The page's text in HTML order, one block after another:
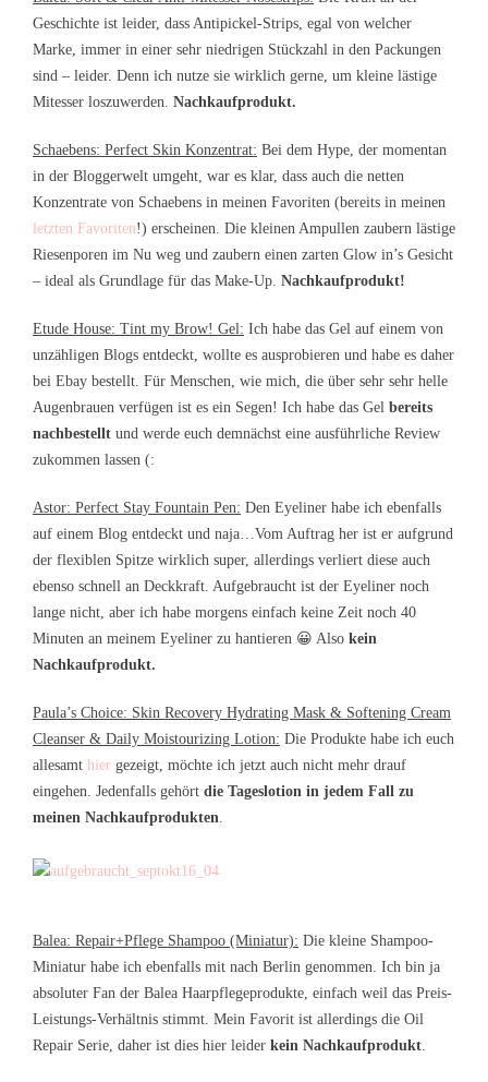
Geschichte ist leider, dass Antipickel-Strips, egal von welcher
Marke, immer in einer sehr niedrigen Stückzahl in den Packungen
sind – leider. Denn ich nutze sie wirklich gerne, um kleine lästige
Mitesser loszuwerden. Nachkaufprodukt.
Schaebens: Perfect Skin Konzentrat: Bei dem Hype, der momentan
in der Bloggerwelt umgeht, war es klar, dass auch die netten
Konzentrate von Schaebens in meinen Favoriten (bereits in meinen
letzten Favoriten!) erscheinen. Die kleinen Ampullen zaubern lästige
Riesenporen im Nu weg und zaubern einen zarten Glow in’s Gesicht
– ideal als Grundlage für das Make-Up. Nachkaufprodukt!
Etude House: Tint my Brow! Gel: Ich habe das Gel auf einem von
unzähligen Blogs entdeckt, wollte es ausprobieren und habe es daher
bei Ebay bestellt. Für Menschen, wie mich, die über sehr sehr helle
Augenbrauen verfügen ist es ein Segen! Ich habe das Gel bereits
nachbestellt und werde euch demnächst eine ausführliche Review
zukommen lassen (:
Astor: Perfect Stay Fountain Pen: Den Eyeliner habe ich ebenfalls
auf einem Blog entdeckt und naja…Vom Auftrag her ist er aufgrund
der flexiblen Spitze wirklich super, allerdings verliert diese auch
ebenso schnell an Deckkraft. Aufgebraucht ist der Eyeliner noch
lange nicht, aber ich habe morgens einfach keine Zeit noch 40
Minuten an meinem Eyeliner zu hantieren 😀 Also kein
Nachkaufprodukt.
Paula’s Choice: Skin Recovery Hydrating Mask & Softening Cream
Cleanser & Daily Moistourizing Lotion: Die Produkte habe ich euch
allesamt hier gezeigt, möchte ich jetzt auch nicht mehr drauf
eingehen. Jedenfalls gehört die Tageslotion in jedem Fall zu
meinen Nachkaufprodukten.
Balea: Repair+Pflege Shampoo (Miniatur): Die kleine Shampoo-
Miniatur habe ich ebenfalls mit nach Berlin genommen. Ich bin ja
absoluter Fan der Balea Haarpflegeprodukte, einfach weil das Preis-
Leistungs-Verhältnis stimmt. Mein Favorit ist allerdings die Oil
Repair Serie, daher ist dies hier leider kein Nachkaufprodukt.